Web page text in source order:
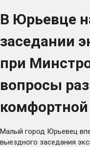
В Юрьевце
заседании
при
вопросы
Малый город Юрьевец
выездного заседания